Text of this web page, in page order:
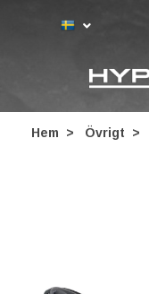
Hem Övrigt